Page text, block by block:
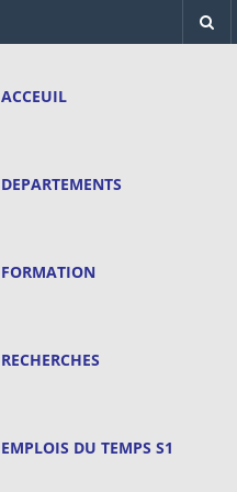
ACCEUIL
DEPARTEMENTS
FORMATION
RECHERCHES
EMPLOIS DU TEMPS S1